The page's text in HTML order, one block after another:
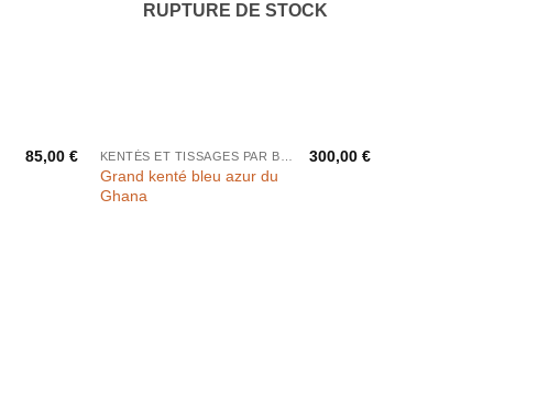
85,00 €
RUPTURE DE STOCK
Grand kenté bleu azur du
Ghana
300,00€